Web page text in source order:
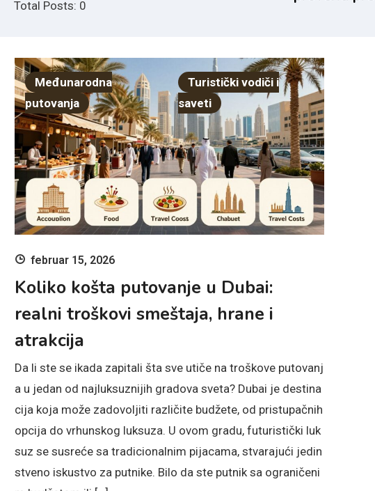
Total Posts: 0
prevoz za
putovanje
Međunarodna
putovanja
Turistički vodiči i
saveti
februar 15, 2026
Koliko košta putovanje u Dubai:
realni troškovi smeštaja, hrane i
atrakcija
Da li ste se ikada zapitali šta sve utiče na troškove putovanj
a u jedan od najluksuznijih gradova sveta? Dubai je destina
cija koja može zadovoljiti različite budžete, od pristupačnih
opcija do vrhunskog luksuza. U ovom gradu, futuristički luk
suz se susreće sa tradicionalnim pijacama, stvarajući jedin
stveno iskustvo za putnike. Bilo da ste putnik sa ograničeni